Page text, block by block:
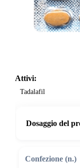
Attivi:
Tadalafil
Dosaggio del